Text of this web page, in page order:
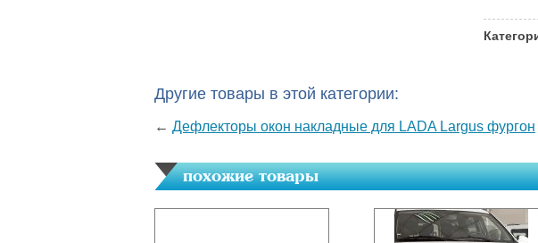
Другие товары в этой категории:
← Дефлекторы окон накладные для LADA Largus фургон
похожие товары